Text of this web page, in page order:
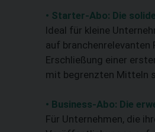
• Starter-Abo: Die
Ideal für kleine
auf
Erschließung einer
mit begrenzten Mitteln
• Business-Abo: Die
Für Unternehmen, die